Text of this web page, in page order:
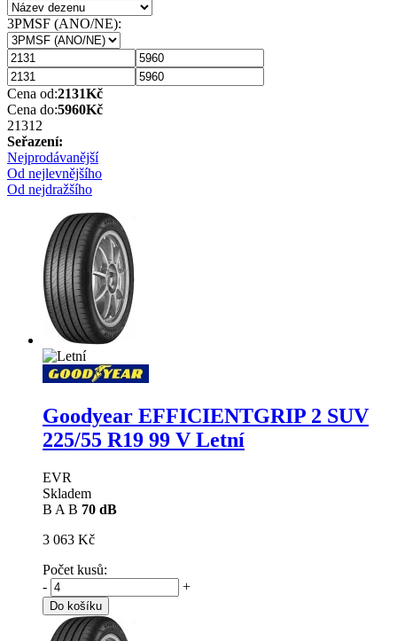
3PMSF (ANO/NE):
Cena od:2131Kč
Cena do:5960Kč
2131 2
Seřazení:
Nejprodávanější
Od nejlevnějšího
Od nejdražšího
Goodyear EFFICIENTGRIP 2 SUV
225/55 R19 99 V Letní
EVR
Skladem
B A B 70 dB
3 063 Kč
Počet kusů:
-
+
Do košíku